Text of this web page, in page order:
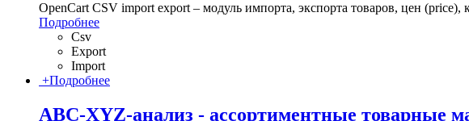
OpenCart CSV import export – модуль импорта, экспорта товаров, цен
Подробнее
Csv
Export
Import
+Подробнее
ABC-XYZ-анализ - ассортиментные товарные